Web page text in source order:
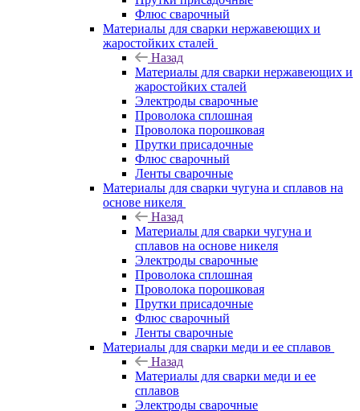
Флюс сварочный
Материалы для сварки нержавеющих и
жаростойких сталей
Назад
Материалы для сварки нержавеющих и
жаростойких сталей
Электроды сварочные
Проволока сплошная
Проволока порошковая
Прутки присадочные
Флюс сварочный
Ленты сварочные
Материалы для сварки чугуна и сплавов на
основе никеля
Назад
Материалы для сварки чугуна и
сплавов на основе никеля
Электроды сварочные
Проволока сплошная
Проволока порошковая
Прутки присадочные
Флюс сварочный
Ленты сварочные
Материалы для сварки меди и ее сплавов
Назад
Материалы для сварки меди и ее
сплавов
Электроды сварочные